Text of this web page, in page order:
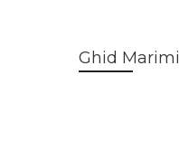
Ghid Marimi